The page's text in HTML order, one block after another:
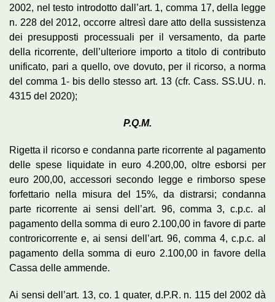
2002, nel testo introdotto dall’art. 1, comma 17, della legge
n. 228 del 2012, occorre altresì dare atto della sussistenza
dei presupposti processuali per il versamento, da parte
della ricorrente, dell’ulteriore importo a titolo di contributo
unificato, pari a quello, ove dovuto, per il ricorso, a norma
del comma 1- bis dello stesso art. 13 (cfr. Cass. SS.UU. n.
4315 del 2020);
P.Q.M.
Rigetta il ricorso e condanna parte ricorrente al pagamento
delle spese liquidate in euro 4.200,00, oltre esborsi per
euro 200,00, accessori secondo legge e rimborso spese
forfettario nella misura del 15%, da distrarsi; condanna
parte ricorrente ai sensi dell’art. 96, comma 3, c.p.c. al
pagamento della somma di euro 2.100,00 in favore di parte
controricorrente e, ai sensi dell’art. 96, comma 4, c.p.c. al
pagamento della somma di euro 2.100,00 in favore della
Cassa delle ammende.
Ai sensi dell’art. 13, co. 1 quater, d.P.R. n. 115 del 2002 dà